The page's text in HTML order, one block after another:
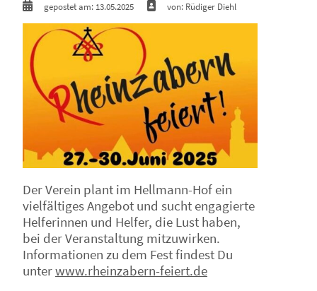
gepostet am: 13.05.2025 von: Rüdiger Diehl
Der Verein plant im Hellmann-Hof ein
vielfältiges Angebot und sucht engagierte
Helferinnen und Helfer, die Lust haben,
bei der Veranstaltung mitzuwirken.
Informationen zu dem Fest findest Du
unterwww.rheinzabern-feiert.de